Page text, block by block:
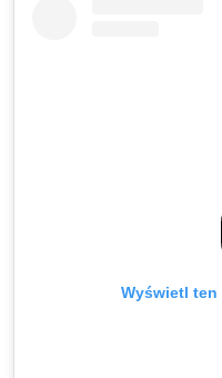
Wyświetl ten